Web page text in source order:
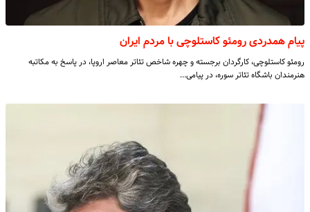
پیام همدردی رومئو کاستلوچی با مردم ایران
رومئو کاستلوچی، کارگردان برجسته و چهره شاخص تئاتر معاصر اروپا، در پاسخ به مکاتبه
هنرمندان باشگاه تئاتر سوره، در پیامی…